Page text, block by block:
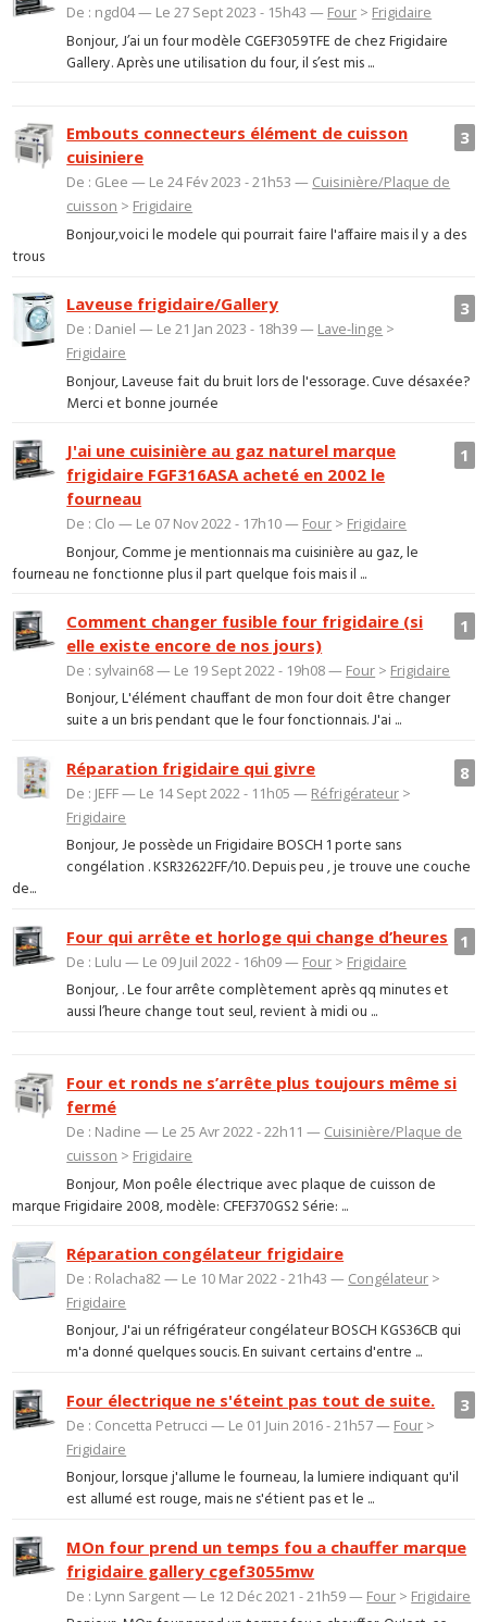
De : ngd04 — Le 27 Sept 2023 - 15h43 — Four > Frigidaire
Bonjour, J’ai un four modèle CGEF3059TFE de chez Frigidaire
Gallery. Après une utilisation du four, il s’est mis ...
3
Embouts connecteurs élément de cuisson
cuisiniere
De : GLee — Le 24 Fév 2023 - 21h53 — Cuisinière/Plaque de
cuisson > Frigidaire
Bonjour,voici le modele qui pourrait faire l'affaire mais il y a des
trous
3
Laveuse frigidaire/Gallery
De : Daniel — Le 21 Jan 2023 - 18h39 — Lave-linge >
Frigidaire
Bonjour, Laveuse fait du bruit lors de l'essorage. Cuve désaxée?
Merci et bonne journée
1
J'ai une cuisinière au gaz naturel marque
frigidaire FGF316ASA acheté en 2002 le
fourneau
De : Clo — Le 07 Nov 2022 - 17h10 — Four > Frigidaire
Bonjour, Comme je mentionnais ma cuisinière au gaz, le
fourneau ne fonctionne plus il part quelque fois mais il ...
1
Comment changer fusible four frigidaire (si
elle existe encore de nos jours)
De : sylvain68 — Le 19 Sept 2022 - 19h08 — Four > Frigidaire
Bonjour, L'élément chauffant de mon four doit être changer
suite a un bris pendant que le four fonctionnais. J'ai ...
8
Réparation frigidaire qui givre
De : JEFF — Le 14 Sept 2022 - 11h05 — Réfrigérateur >
Frigidaire
Bonjour, Je possède un Frigidaire BOSCH 1 porte sans
congélation . KSR32622FF/10. Depuis peu , je trouve une couche
de...
1
Four qui arrête et horloge qui change d’heures
De : Lulu — Le 09 Juil 2022 - 16h09 — Four > Frigidaire
Bonjour, . Le four arrête complètement après qq minutes et
aussi l’heure change tout seul, revient à midi ou ...
Four et ronds ne s’arrête plus toujours même si
fermé
De : Nadine — Le 25 Avr 2022 - 22h11 — Cuisinière/Plaque de
cuisson > Frigidaire
Bonjour, Mon poêle électrique avec plaque de cuisson de
marque Frigidaire 2008, modèle: CFEF370GS2 Série: ...
Réparation congélateur frigidaire
De : Rolacha82 — Le 10 Mar 2022 - 21h43 — Congélateur >
Frigidaire
Bonjour, J'ai un réfrigérateur congélateur BOSCH KGS36CB qui
m'a donné quelques soucis. En suivant certains d'entre ...
3
Four électrique ne s'éteint pas tout de suite.
De : Concetta Petrucci — Le 01 Juin 2016 - 21h57 — Four >
Frigidaire
Bonjour, lorsque j'allume le fourneau, la lumiere indiquant qu'il
est allumé est rouge, mais ne s'étient pas et le ...
MOn four prend un temps fou a chauffer marque
frigidaire gallery cgef3055mw
De : Lynn Sargent — Le 12 Déc 2021 - 21h59 — Four > Frigidaire